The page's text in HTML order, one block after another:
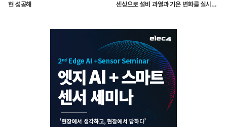
현 성공해
센싱으로 설비 과열과 기온 변화를 실시간